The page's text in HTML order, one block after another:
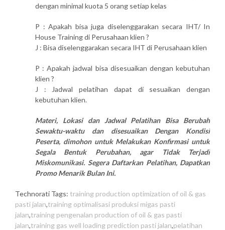
dengan minimal kuota 5 orang setiap kelas
P : Apakah bisa juga diselenggarakan secara IHT/ In
House Training di Perusahaan klien ?
J : Bisa diselenggarakan secara IHT di Perusahaan klien
P : Apakah jadwal bisa disesuaikan dengan kebutuhan
klien ?
J : Jadwal pelatihan dapat di sesuaikan dengan
kebutuhan klien.
Materi, Lokasi dan Jadwal Pelatihan Bisa Berubah
Sewaktu-waktu dan disesuaikan Dengan Kondisi
Peserta, dimohon untuk Melakukan Konfirmasi untuk
Segala Bentuk Perubahan, agar Tidak Terjadi
Miskomunikasi. Segera Daftarkan Pelatihan, Dapatkan
Promo Menarik Bulan Ini.
Technorati Tags: training production optimization of oil & gas
pasti jalan,training optimalisasi produksi migas pasti
jalan,training pengenalan production of oil & gas pasti
jalan,training gas well loading prediction pasti jalan,pelatihan